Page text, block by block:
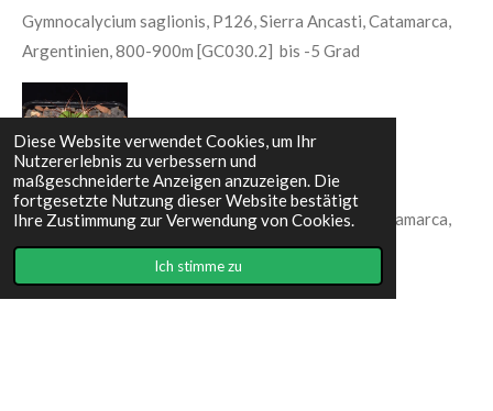
Diese Website verwendet Cookies, um Ihr
Nutzererlebnis zu verbessern und
maßgeschneiderte Anzeigen anzuzeigen. Die
fortgesetzte Nutzung dieser Website bestätigt
Ihre Zustimmung zur Verwendung von Cookies.
Ich stimme zu
Gymnocalycium saglionis, P126, Sierra Ancasti, Catamarca,
Argentinien, 800-900m [GC030.2] bis -5 Grad
Gymnocalycium saglionis, P126, Sierra Ancasti, Catamarca,
Argentinien, 800-900m [GC030.3] bis -5 Grad